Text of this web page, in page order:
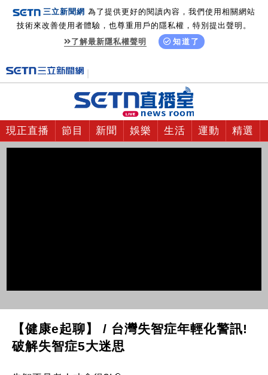
三立新聞網 為了提供更好的閱讀內容，我們使用相關網站
技術來改善使用者體驗，也尊重用戶的隱私權，特別提出聲明。
了解最新隱私權聲明
知道了
現正直播 節目 新聞 娛樂 生活 運動 精選
【健康e起聊】 / 台灣失智症年輕化警訊!
破解失智症5大迷思